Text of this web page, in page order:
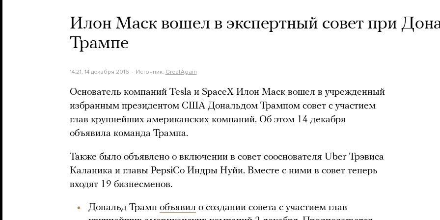
Илон Маск вошел в экспертный совет при
Трампе
14:21, 14 декабря 2016 Источник: GreatAgain
Основатель компаний Tesla и SpaceX Илон Маск вошел в учрежденный
избранным президентом США Дональдом Трампом совет с участием
глав крупнейших американских компаний. Об этом 14 декабря
объявила команда Трампа.
Также было объявлено о включении в совет сооснователя Uber Трэвиса
Каланика и главы PepsiCo Индры Нуйи. Вместе с ними в совет теперь
входят 19 бизнесменов.
Дональд Трамп объявил о создании совета с участием глав